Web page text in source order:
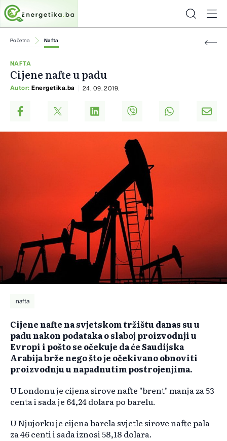
Početna Nafta
NAFTA
Cijene nafte u padu
Autor: Energetika.ba 24. 09. 2019.
nafta
Cijene nafte na svjetskom tržištu danas su u
padu nakon podataka o slaboj proizvodnji u
Evropi i pošto se očekuje da će Saudijska
Arabija brže nego što je očekivano obnoviti
proizvodnju u napadnutim postrojenjima.
U Londonu je cijena sirove nafte "brent" manja za 53
centa i sada je 64,24 dolara po barelu.
U Njujorku je cijena barela svjetle sirove nafte pala
za 46 centi i sada iznosi 58,18 dolara.